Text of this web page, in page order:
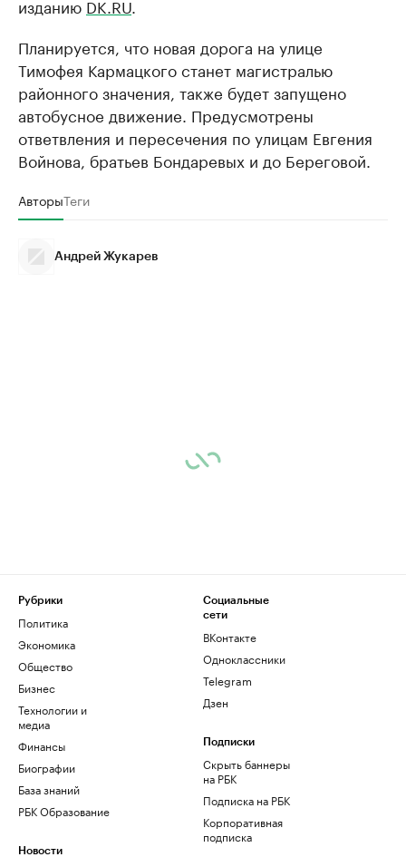
изданию DK.RU
Планируется, что новая дорога на улице
Тимофея Кармацкого станет магистралью
районного значения, также будет запущено
автобусное движение. Предусмотрены
ответвления и пересечения по улицам Евгения
Войнова, братьев Бондаревых и до Береговой.
АвторыТеги
Андрей Жукарев
Рубрики
Политика
Экономика
Общество
Бизнес
Технологии и
медиа
Финансы
Биографии
База знаний
РБК Образование
Новости
Социальные
сети
ВКонтакте
Одноклассники
Telegram
Дзен
Подписки
Скрыть баннеры
на РБК
Подписка на РБК
Корпоративная
подписка